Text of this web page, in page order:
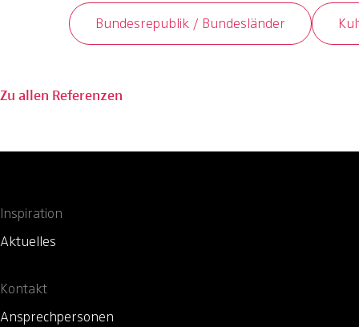
Bundesrepublik / Bundesländer
Zu allen Referenzen
Inspiration
Aktuelles
Kontakt
Ansprechpersonen